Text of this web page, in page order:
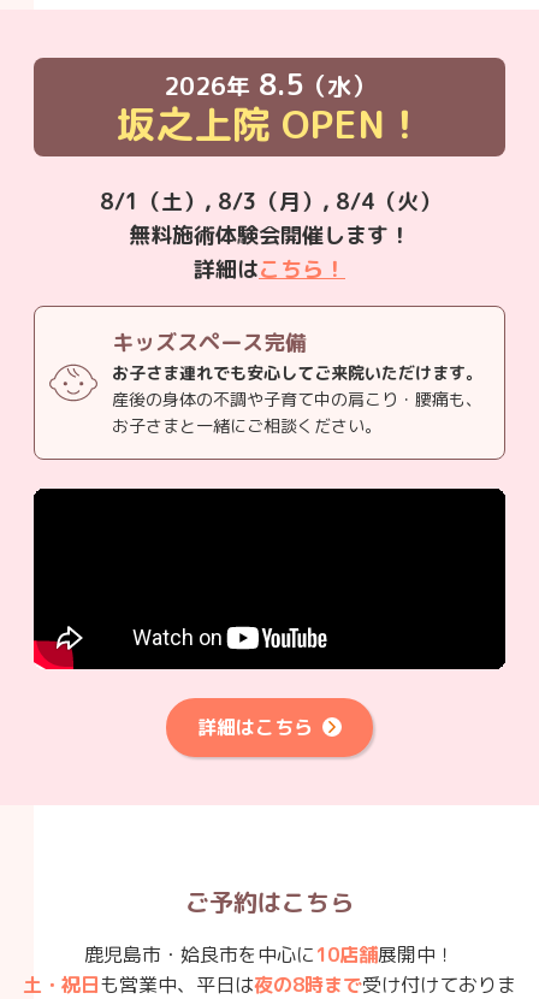
2026年 8.5 （水）
坂之上院 OPEN！
8/1（土）, 8/3（月）, 8/4（火）
無料施術体験会開催します！
詳細はこちら！
キッズスペース完備
お子さま連れでも安心してご来院いただけます。
産後の身体の不調や子育て中の肩こり・腰痛も、
お子さまと一緒にご相談ください。
詳細はこちら
ご予約はこちら
鹿児島市・姶良市を中心に10店舗展開中！
土・祝日も営業中、平日は夜の8時まで受け付けておりま